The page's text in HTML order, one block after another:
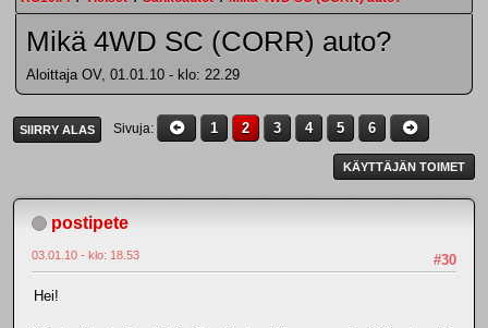
Mikä 4WD SC (CORR) auto?
Aloittaja OV, 01.01.10 - klo: 22.29
SIIRRY ALAS Sivuja 1 2 3 4 5 6
KÄYTTÄJÄN TOIMET
postipete
#30
03.01.10 - klo: 18.53
Hei!